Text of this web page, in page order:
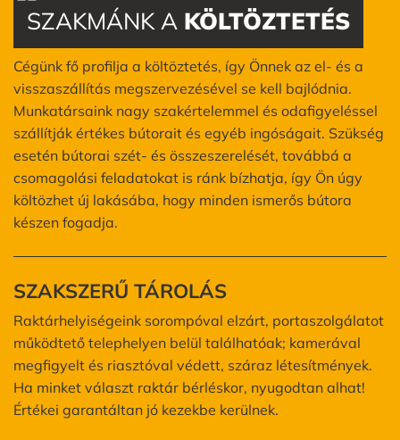
SZAKMÁNK A KÖLTÖZTETÉS
Cégünk fő profilja a költöztetés, így Önnek az el- és a
visszaszállítás megszervezésével se kell bajlódnia.
Munkatársaink nagy szakértelemmel és odafigyeléssel
szállítják értékes bútorait és egyéb ingóságait. Szükség
esetén bútorai szét- és összeszerelését, továbbá a
csomagolási feladatokat is ránk bízhatja, így Ön úgy
költözhet új lakásába, hogy minden ismerős bútora
készen fogadja.
SZAKSZERŰ TÁROLÁS
Raktárhelyiségeink sorompóval elzárt, portaszolgálatot
működtető telephelyen belül találhatóak; kamerával
megfigyelt és riasztóval védett, száraz létesítmények.
Ha minket választ raktár bérléskor, nyugodtan alhat!
Értékei garantáltan jó kezekbe kerülnek.